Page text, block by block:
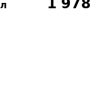
л 1 978